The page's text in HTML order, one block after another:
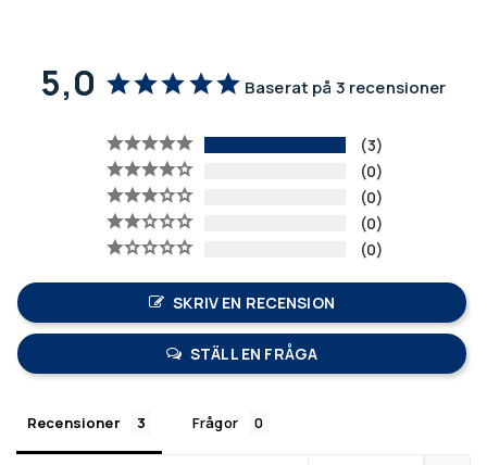
5,0 Baserat på 3 recensioner
3
0
0
0
0
SKRIV EN RECENSION
STÄLL EN FRÅGA
Recensioner Frågor